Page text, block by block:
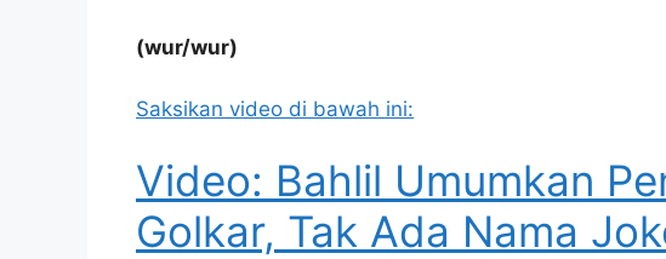
(wur/wur)
Saksikan video di bawah ini:
Video: Bahlil Umumkan
Golkar, Tak Ada Nama